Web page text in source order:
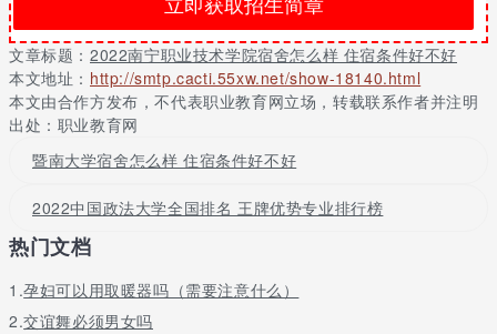
2、我也是南职的啦，一般住宿都是学校安排的，安排到哪些价位的
宿舍就交多少钱。大学三年里确实是在的换宿舍这一回事儿，不过
也不是说要换差的宿舍，只是做一点调整而已。学校里除了1栋2栋
是比较差的以外其他的都还好。比如4栋至12栋宿舍都是一样的3栋
是鸳鸯楼其他的就是那新建宿舍楼了（目前最好的）所以学弟学妹
们放心啦，我们学校也不是那么黑心的！
3、新生就好。等你成老生了，学校就会扔你到旧宿舍。我就是那得
面。。。。。宿舍慢爽的。每一栋楼一个保安。男女各宿舍由空中
是有12人间和8人间（鸳鸯楼），4人间不清楚了。。。要问学校
文章标题： 2022南宁职业技术学院宿舍怎么样 住宿条件好不好
本文地址： http://smtp.cacti.55xw.net/show-18140.html
本文由合作方发布，不代表职业教育网立场，转载联系作者并注明
出处：职业教育网
暨南大学宿舍怎么样 住宿条件好不好
2022中国政法大学全国排名 王牌优势专业排行榜
热门文档
1.孕妇可以用取暖器吗（需要注意什么）
2.交谊舞必须男女吗